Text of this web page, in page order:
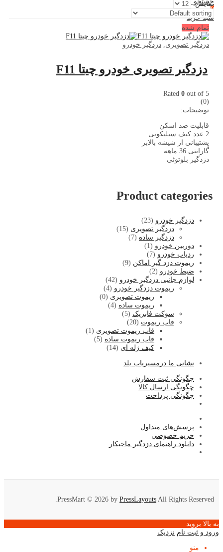
0
سبد خرید
نمایش:
تمام شده
دزدگیر تصویری دزدگیر خودرو
دزدگیر تصویری خودرو چیتا F11
Rated 0 out of 5
(0)
توضیحات:
قابلیت ضد اسکن
2 عدد کیف سیلیکونی
پشتیبانی از شیشه بالابر
گارانتی 36 ماهه
دزدگیر بلوتوثی
Product categories
دزدگیر خودرو (23)
دزدگیر تصویری (15)
دزدگیر ساده (7)
دوربین خودرو (1)
ردیاب خودرو (7)
ریموت دزد گیر اماکن (9)
ضبط خودرو (2)
لوازم جانبی دزدگیر خودرو (42)
ریموت دزدگیر خودرو (4)
ریموت تصویری (0)
ریموت ساده (4)
سوکت فابریک (5)
قاب ریموت (20)
قاب ریموت تصویری (1)
قاب ریموت ساده (5)
کیف ژله ای (14)
نشانی ما درمسیریاب بلد
چگونگی ثبت سفارش
چگونگی ارسال کالا
چگونگی پرداخت
پرسش‌های متداول
حریم خصوصی
دانلود راهنمای دزدگیر ماجیکار
PressMart © 2026 by PressLayouts All Rights Reserved.
به بالا بروید
ورود و ثبت نام نزدیک
منو